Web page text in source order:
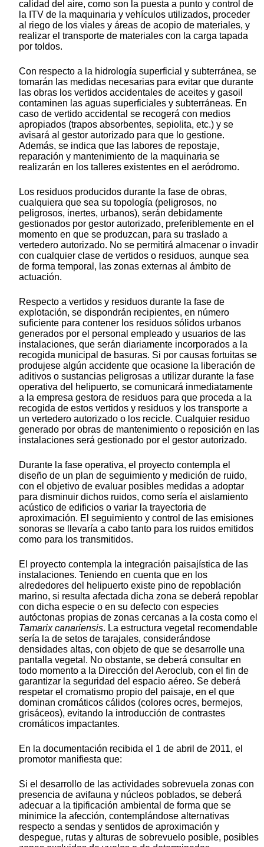
calidad del aire, como son la puesta a punto y control de
la ITV de la maquinaria y vehículos utilizados, proceder
al riego de los viales y áreas de acopio de materiales, y
realizar el transporte de materiales con la carga tapada
por toldos.
Con respecto a la hidrología superficial y subterránea, se
tomarán las medidas necesarias para evitar que durante
las obras los vertidos accidentales de aceites y gasoil
contaminen las aguas superficiales y subterráneas. En
caso de vertido accidental se recogerá con medios
apropiados (trapos absorbentes, sepiolita, etc.) y se
avisará al gestor autorizado para que lo gestione.
Además, se indica que las labores de repostaje,
reparación y mantenimiento de la maquinaria se
realizarán en los talleres existentes en el aeródromo.
Los residuos producidos durante la fase de obras,
cualquiera que sea su topología (peligrosos, no
peligrosos, inertes, urbanos), serán debidamente
gestionados por gestor autorizado, preferiblemente en el
momento en que se produzcan, para su traslado a
vertedero autorizado. No se permitirá almacenar o invadir
con cualquier clase de vertidos o residuos, aunque sea
de forma temporal, las zonas externas al ámbito de
actuación.
Respecto a vertidos y residuos durante la fase de
explotación, se dispondrán recipientes, en número
suficiente para contener los residuos sólidos urbanos
generados por el personal empleado y usuarios de las
instalaciones, que serán diariamente incorporados a la
recogida municipal de basuras. Si por causas fortuitas se
produjese algún accidente que ocasione la liberación de
aditivos o sustancias peligrosas a utilizar durante la fase
operativa del helipuerto, se comunicará inmediatamente
a la empresa gestora de residuos para que proceda a la
recogida de estos vertidos y residuos y los transporte a
un vertedero autorizado o los recicle. Cualquier residuo
generado por obras de mantenimiento o reposición en las
instalaciones será gestionado por el gestor autorizado.
Durante la fase operativa, el proyecto contempla el
diseño de un plan de seguimiento y medición de ruido,
con el objetivo de evaluar posibles medidas a adoptar
para disminuir dichos ruidos, como sería el aislamiento
acústico de edificios o variar la trayectoria de
aproximación. El seguimiento y control de las emisiones
sonoras se llevaría a cabo tanto para los ruidos emitidos
como para los transmitidos.
El proyecto contempla la integración paisajística de las
instalaciones. Teniendo en cuenta que en los
alrededores del helipuerto existe pino de repoblación
marino, si resulta afectada dicha zona se deberá repoblar
con dicha especie o en su defecto con especies
autóctonas propias de zonas cercanas a la costa como el
Tamarix canariensis. La estructura vegetal recomendable
sería la de setos de tarajales, considerándose
densidades altas, con objeto de que se desarrolle una
pantalla vegetal. No obstante, se deberá consultar en
todo momento a la Dirección del Aeroclub, con el fin de
garantizar la seguridad del espacio aéreo. Se deberá
respetar el cromatismo propio del paisaje, en el que
dominan cromáticos cálidos (colores ocres, bermejos,
grisáceos), evitando la introducción de contrastes
cromáticos impactantes.
En la documentación recibida el 1 de abril de 2011, el
promotor manifiesta que:
Si el desarrollo de las actividades sobrevuela zonas con
presencia de avifauna y núcleos poblados, se deberá
adecuar a la tipificación ambiental de forma que se
minimice la afección, contemplándose alternativas
respecto a sendas y sentidos de aproximación y
despegue, rutas y alturas de sobrevuelo posible, posibles